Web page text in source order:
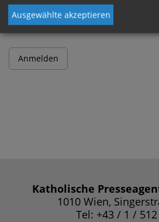
Katholische
1010 Wien,
Tel: +43 / 1 /
Ausgewählte akzeptieren